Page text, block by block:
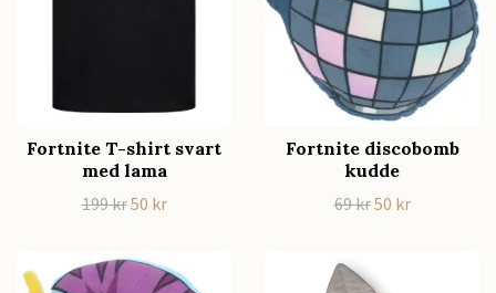
Fortnite T-shirt svart
med lama
199 kr50 kr
Fortnite discobomb
kudde
69 kr50 kr